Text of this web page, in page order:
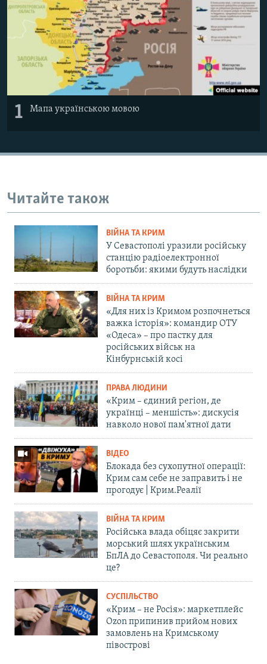
1 Мапа українською мовою
Читайте також
ВІЙНА ТА КРИМ
У Севастополі уразили російську
станцію радіоелектронної
боротьби: якими будуть наслідки
ВІЙНА ТА КРИМ
«Для них із Кримом розпочнеться
важка історія»: командир ОТУ
«Одеса» – про пастку для
російських військ на
Кінбурнській косі
ПРАВА ЛЮДИНИ
«Крим – єдиний регіон, де
українці – меншість»: дискусія
навколо нової пам'ятної дати
ВІДЕО
Блокада без сухопутної операції:
Крим сам себе не заправить і не
прогодує | Крим.Реалії
ВІЙНА ТА КРИМ
Російська влада обіцяє закрити
морський шлях українським
БпЛА до Севастополя. Чи реально
це?
СУСПІЛЬСТВО
«Крим – не Росія»: маркетплейс
Ozon припинив прийом нових
замовлень на Кримському
півострові